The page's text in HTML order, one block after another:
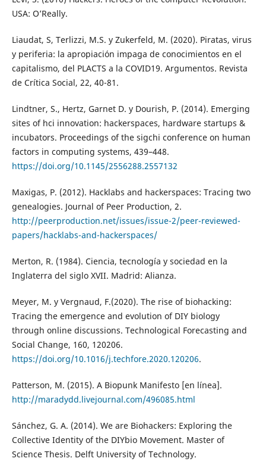
USA: O’Really.
Liaudat, S, Terlizzi, M.S. y Zukerfeld, M. (2020). Piratas, virus
y periferia: la apropiación impaga de conocimientos en el
capitalismo, del PLACTS a la COVID19. Argumentos. Revista
de Crítica Social, 22, 40-81.
Lindtner, S., Hertz, Garnet D. y Dourish, P. (2014). Emerging
sites of hci innovation: hackerspaces, hardware startups &
incubators. Proceedings of the sigchi conference on human
factors in computing systems, 439–448.
https://doi.org/10.1145/2556288.2557132
Maxigas, P. (2012). Hacklabs and hackerspaces: Tracing two
genealogies. Journal of Peer Production, 2.
http://peerproduction.net/issues/issue-2/peer-reviewed-
papers/hacklabs-and-hackerspaces/
Merton, R. (1984). Ciencia, tecnología y sociedad en la
Inglaterra del siglo XVII. Madrid: Alianza.
Meyer, M. y Vergnaud, F.(2020). The rise of biohacking:
Tracing the emergence and evolution of DIY biology
through online discussions. Technological Forecasting and
Social Change, 160, 120206.
https://doi.org/10.1016/j.techfore.2020.120206.
Patterson, M. (2015). A Biopunk Manifesto [en línea].
http://maradydd.livejournal.com/496085.html
Sánchez, G. A. (2014). We are Biohackers: Exploring the
Collective Identity of the DIYbio Movement. Master of
Science Thesis. Delft University of Technology.